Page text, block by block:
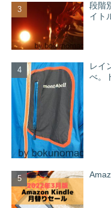
段階
イト
レイ
べ。